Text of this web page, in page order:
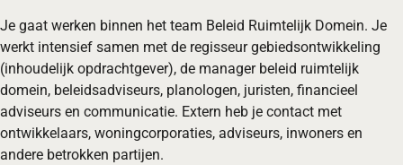
Je gaat werken binnen het team Beleid Ruimtelijk Domein. Je
werkt intensief samen met de regisseur gebiedsontwikkeling
(inhoudelijk opdrachtgever), de manager beleid ruimtelijk
domein, beleidsadviseurs, planologen, juristen, financieel
adviseurs en communicatie. Extern heb je contact met
ontwikkelaars, woningcorporaties, adviseurs, inwoners en
andere betrokken partijen.